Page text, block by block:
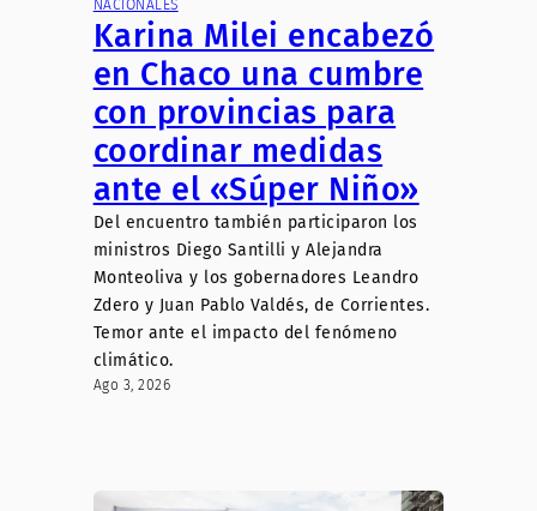
NACIONALES
Karina Milei encabezó
en Chaco una cumbre
con provincias para
coordinar medidas
ante el «Súper Niño»
Del encuentro también participaron los
ministros Diego Santilli y Alejandra
Monteoliva y los gobernadores Leandro
Zdero y Juan Pablo Valdés, de Corrientes.
Temor ante el impacto del fenómeno
climático.
Ago 3, 2026